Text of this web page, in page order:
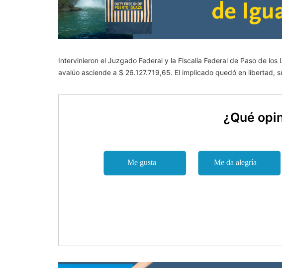
Intervinieron el Juzgado Federal y la Fiscalía Federal de Paso de
avalúo asciende a $ 26.127.719,65. El implicado quedó en libertad,
¿Qué